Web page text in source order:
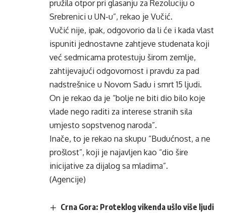
pružila otpor pri glasanju za Rezoluciju o
Srebrenici u UN-u”, rekao je Vučić.
Vučić nije, ipak, odgovorio da li će i kada vlast
ispuniti jednostavne zahtjeve studenata koji
već sedmicama protestuju širom zemlje,
zahtijevajući odgovornost i pravdu za pad
nadstrešnice u Novom Sadu i smrt 15 ljudi.
On je rekao da je “bolje ne biti dio bilo koje
vlade nego raditi za interese stranih sila
umjesto sopstvenog naroda”.
Inače, to je rekao na skupu “Budućnost, a ne
prošlost”, koji je najavljen kao “dio šire
inicijative za dijalog sa mladima”.
(Agencije)
Crna Gora: Proteklog vikenda ušlo više ljudi